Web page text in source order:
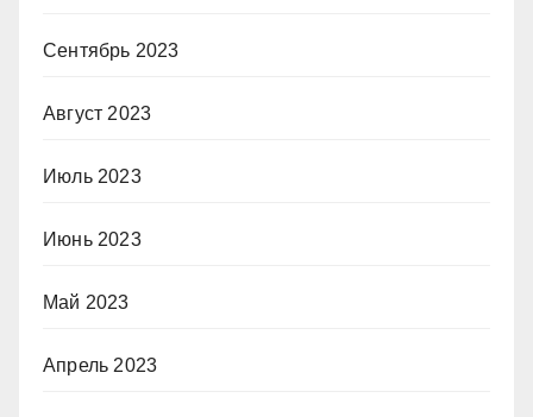
Сентябрь 2023
Август 2023
Июль 2023
Июнь 2023
Май 2023
Апрель 2023